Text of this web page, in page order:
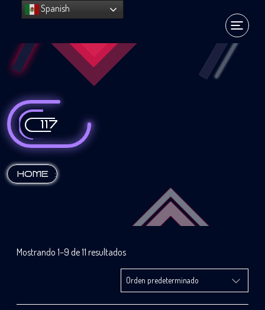
117
HOME :
Mostrando 1–9 de 11 resultados
Spanish